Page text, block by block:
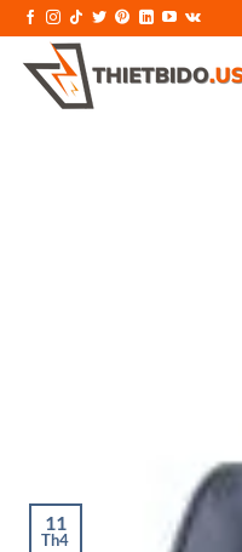
qua
nội
11
Th4